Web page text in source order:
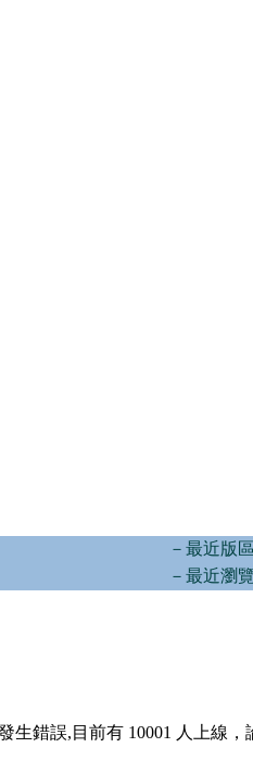
－最近版
－最近瀏
生錯誤,目前有 10001 人上線